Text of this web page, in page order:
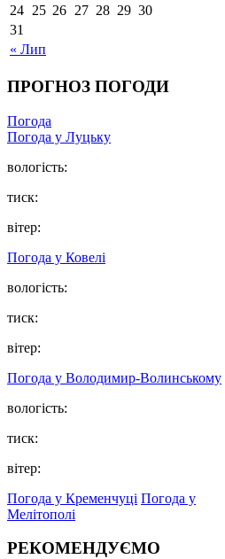
« Лип
24 25 26 27 28 29 30
31
ПРОГНОЗ ПОГОДИ
Погода
Погода у Луцьку
вологість:
тиск:
вітер:
Погода у Ковелі
вологість:
тиск:
вітер:
Погода у Володимир-Волинському
вологість:
тиск:
вітер:
Погода у Кременчуці Погода у
Мелітополі
РЕКОМЕНДУЄМО